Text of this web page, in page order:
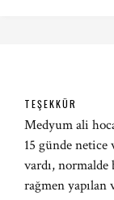
TEŞEKKÜR
Medyum ali
15 günde
vardı, normalde
rağmen yapılan